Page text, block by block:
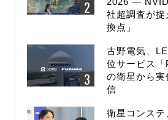
社超調査が捉
換点」
古野電気、
位サービス「
の衛星から実
信
衛星コンステ